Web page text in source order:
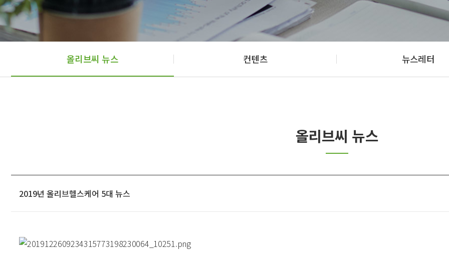
올리브씨 뉴스 컨텐츠 뉴스레터
올리브씨 뉴스
2019년 올리브헬스케어 5대 뉴스